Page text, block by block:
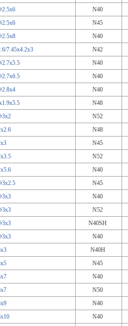
N40
N45
N40
7.45x4.2x3
N42
N40
N40
N40
N48
N52
N48
N45
N52
N40
N45
N40
N52
N40SH
N40
N40H
N45
N40
N50
N40
N40